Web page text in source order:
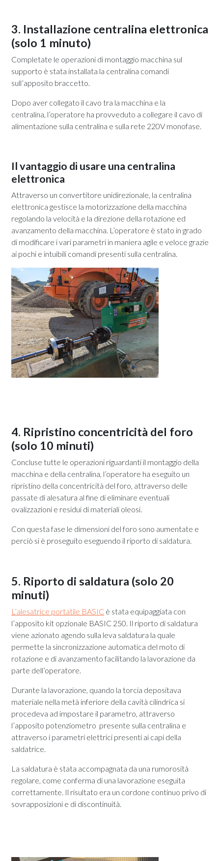
3. Installazione centralina elettronica
(solo 1 minuto)
Completate le operazioni di montaggio macchina sul
supporto è stata installata la centralina comandi
sull’apposito braccetto.
Dopo aver collegato il cavo tra la macchina e la
centralina, l’operatore ha provveduto a collegare il cavo di
alimentazione sulla centralina e sulla rete 220V monofase.
Il vantaggio di usare una centralina
elettronica
Attraverso un convertitore unidirezionale, la centralina
elettronica gestisce la motorizzazione della macchina
regolando la velocità e la direzione della rotazione ed
avanzamento della macchina. L’operatore è stato in grado
di modificare i vari parametri in maniera agile e veloce grazie
ai pochi e intuibili comandi presenti sulla centralina.
4. Ripristino concentricità del foro
(solo 10 minuti)
Concluse tutte le operazioni riguardanti il montaggio della
macchina e della centralina, l’operatore ha eseguito un
ripristino della concentricità del foro, attraverso delle
passate di alesatura al fine di eliminare eventuali
ovalizzazioni e residui di materiali oleosi.
Con questa fase le dimensioni del foro sono aumentate e
perciò si è proseguito eseguendo il riporto di saldatura.
5. Riporto di saldatura (solo 20
minuti)
L’alesatrice portatile BASIC è stata equipaggiata con
l’apposito kit opzionale BASIC 250. Il riporto di saldatura
viene azionato agendo sulla leva saldatura la quale
permette la sincronizzazione automatica del moto di
rotazione e di avanzamento facilitando la lavorazione da
parte dell’operatore.
Durante la lavorazione, quando la torcia depositava
materiale nella metà inferiore della cavità cilindrica si
procedeva ad impostare il parametro, attraverso
l’apposito potenziometro presente sulla centralina e
attraverso i parametri elettrici presenti ai capi della
saldatrice.
La saldatura è stata accompagnata da una rumorosità
regolare, come conferma di una lavorazione eseguita
correttamente. Il risultato era un cordone continuo privo di
sovrapposizioni e di discontinuità.